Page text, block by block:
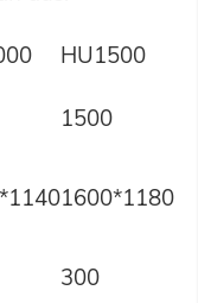
HU1500
1500
1600*1180
300